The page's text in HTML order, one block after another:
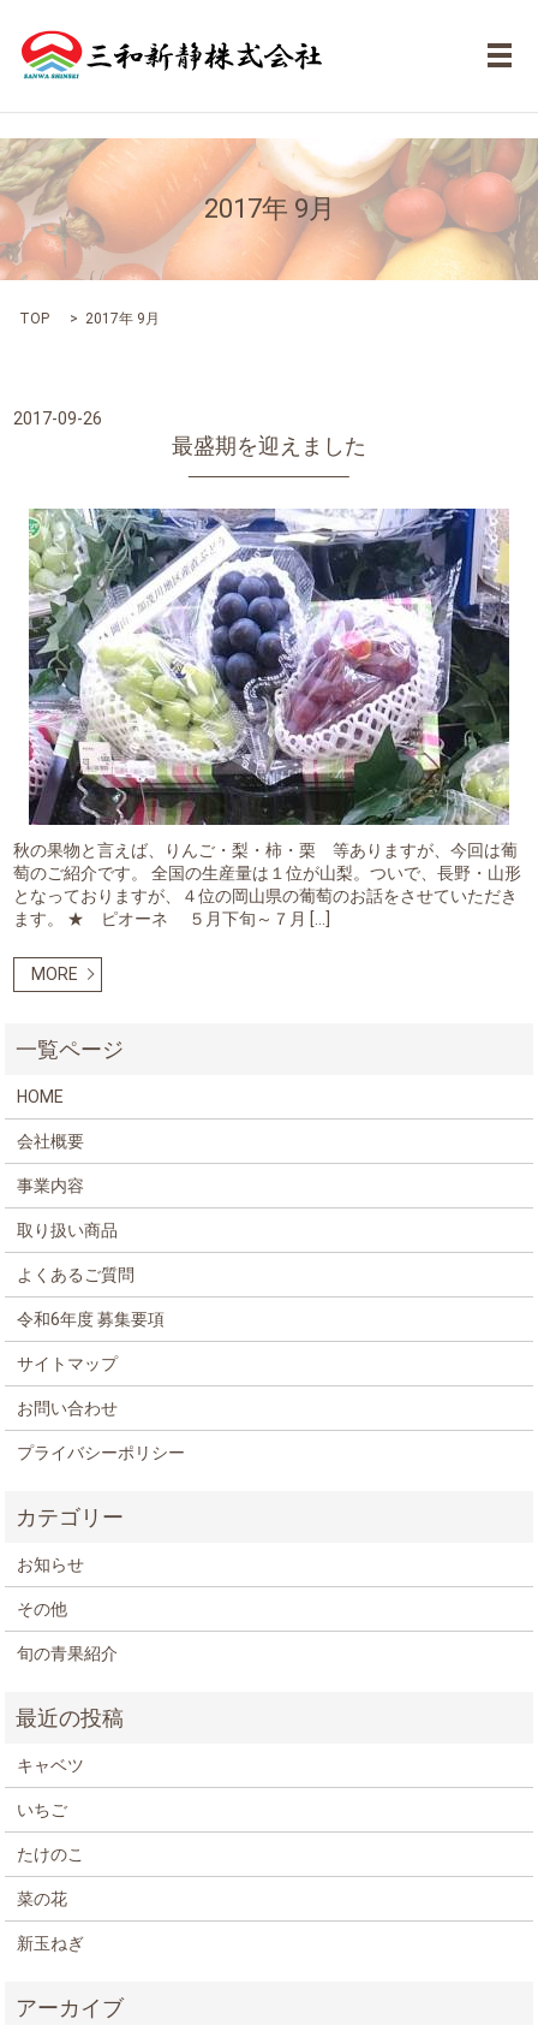
メ
2017年 9月
TOP 2017年 9月
2017-09-26
最盛期を迎えました
秋の果物と言えば、りんご・梨・柿・栗 等ありますが、今回は葡
萄のご紹介です。 全国の生産量は１位が山梨。ついで、長野・山形
となっておりますが、４位の岡山県の葡萄のお話をさせていただき
ます。 ★ ピオーネ ５月下旬～７月 […]
MORE
HOME
会社概要
事業内容
取り扱い商品
よくあるご質問
令和6年度 募集要項
サイトマップ
お問い合わせ
プライバシーポリシー
お知らせ
その他
旬の青果紹介
キャベツ
いちご
たけのこ
菜の花
新玉ねぎ